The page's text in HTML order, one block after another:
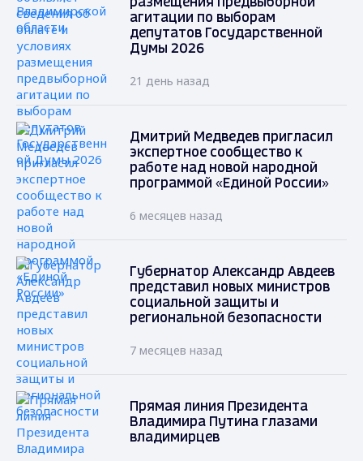
размещения предвыборной
агитации по выборам
депутатов Государственной
Думы 2026
21 день назад
Дмитрий Медведев пригласил
экспертное сообщество к
работе над новой народной
программой «Единой России»
6 месяцев назад
Губернатор Александр Авдеев
представил новых министров
социальной защиты и
региональной безопасности
7 месяцев назад
Прямая линия Президента
Владимира Путина глазами
владимирцев